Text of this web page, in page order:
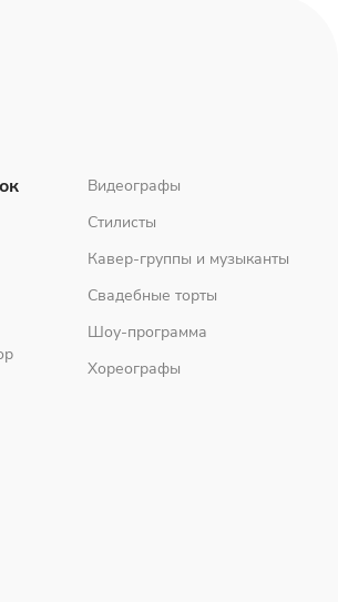
Видеографы
Стилисты
Кавер-группы и музыканты
Свадебные торты
Шоу-программа
Хореографы